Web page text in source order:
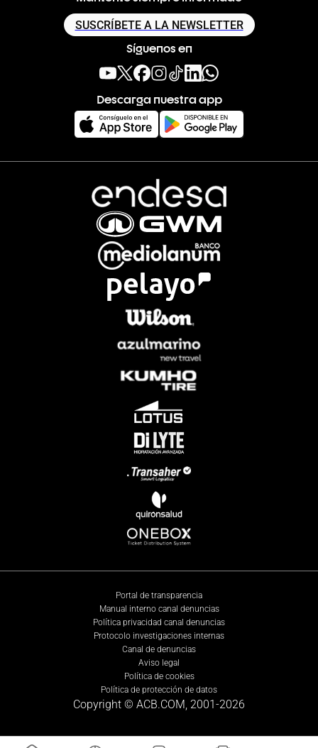
SUSCRÍBETE A LA NEWSLETTER
Síguenos en
Descarga nuestra app
Portal de transparencia
Manual interno canal denuncias
Política privacidad canal denuncias
Protocolo investigaciones internas
Canal de denuncias
Aviso legal
Política de cookies
Política de protección de datos
Copyright © ACB.COM, 2001-2026